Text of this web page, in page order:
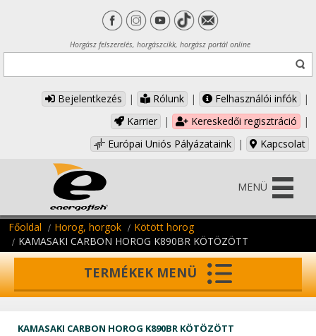
Horgász felszerelés, horgászcikk, horgász portál online
Bejelentkezés | Rólunk | Felhasználói infók
|
Karrier
| Kereskedői regisztráció
|
Európai Uniós Pályázataink
| Kapcsolat
MENÜ
Főoldal Horog, horgok
Kötött horog
KAMASAKI CARBON HOROG K890BR KÖTÖZÖTT
TERMÉKEK MENÜ
KAMASAKI CARBON HOROG K890BR KÖTÖZÖTT